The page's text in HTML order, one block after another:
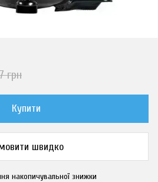
грн
Купити
швидко
накопичувальної знижки